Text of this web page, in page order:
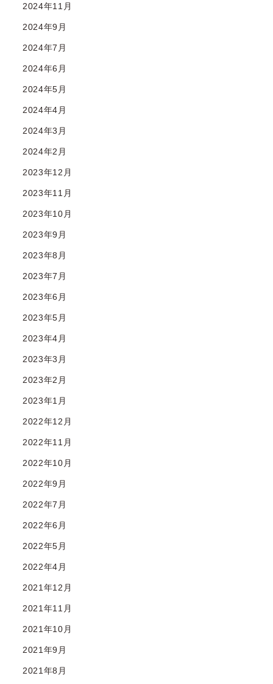
2024年11月
2024年9月
2024年7月
2024年6月
2024年5月
2024年4月
2024年3月
2024年2月
2023年12月
2023年11月
2023年10月
2023年9月
2023年8月
2023年7月
2023年6月
2023年5月
2023年4月
2023年3月
2023年2月
2023年1月
2022年12月
2022年11月
2022年10月
2022年9月
2022年7月
2022年6月
2022年5月
2022年4月
2021年12月
2021年11月
2021年10月
2021年9月
2021年8月